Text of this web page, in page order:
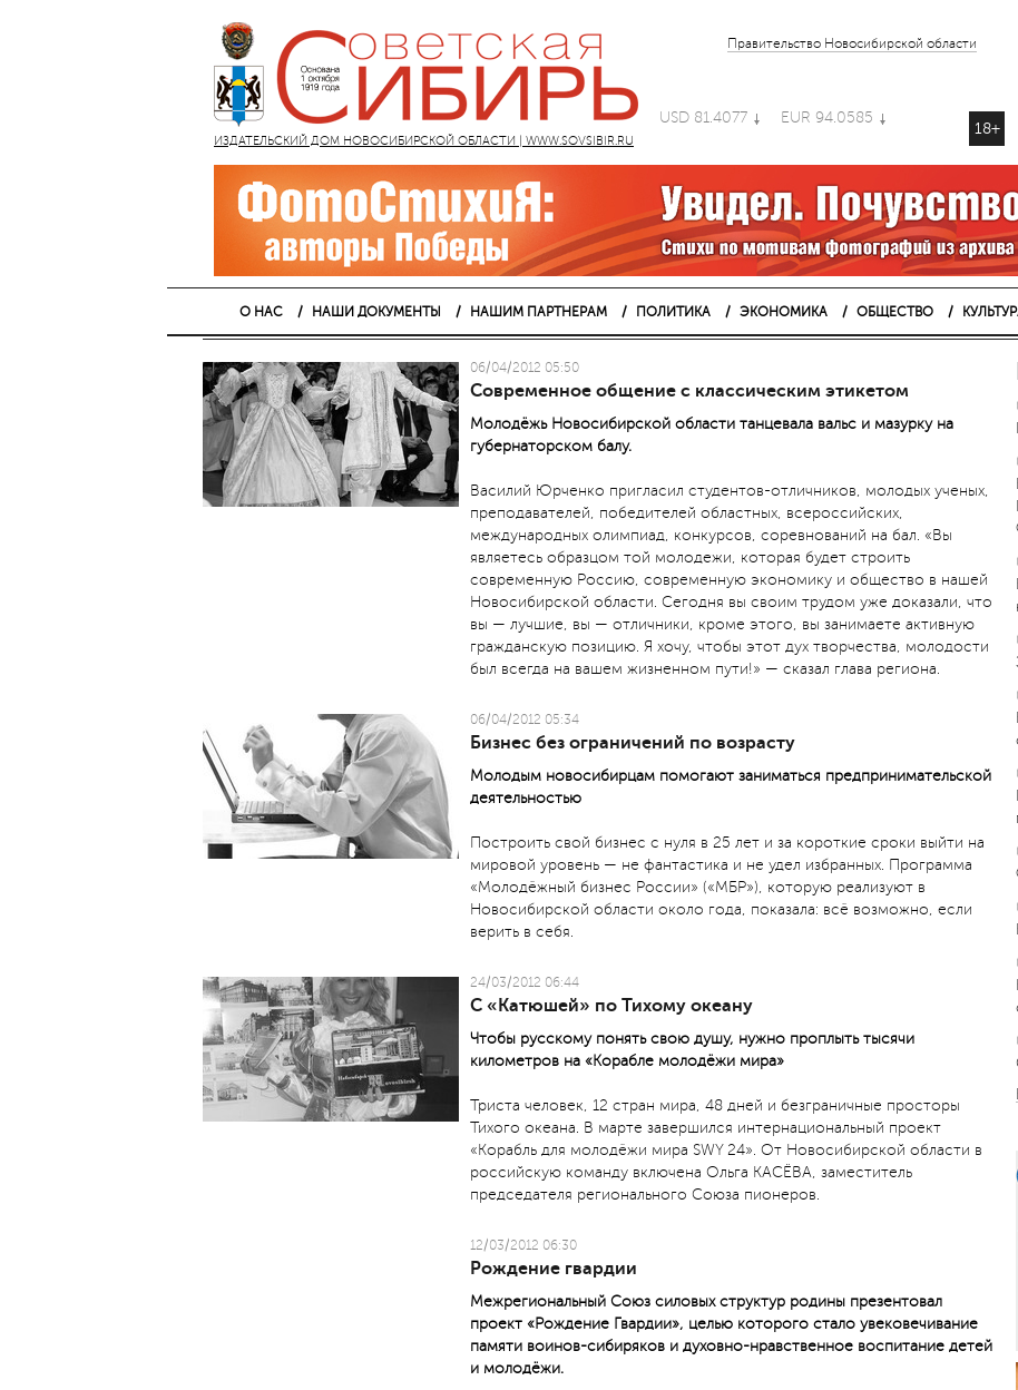
ИЗДАТЕЛЬСКИЙ ДОМ НОВОСИБИРСКОЙ ОБЛАСТИ | WWW.SOVSIBIR.RU
Правительство Новосибирской области
USD 81.4077 EUR 94.0585
18+
О НАС НАШИ ДОКУМЕНТЫ НАШИМ ПАРТНЕРАМ ПОЛИТИКА ЭКОНОМИКА ОБЩЕСТВО
06/04/2012 05:50
Современное общение с классическим этикетом
Молодёжь Новосибирской области танцевала вальс и мазурку на
губернаторском балу.
Василий Юрченко пригласил студентов-отличников, молодых ученых,
преподавателей, победителей областных, всероссийских,
международных олимпиад, конкурсов, соревнований на бал. «Вы
являетесь образцом той молодежи, которая будет строить
современную Россию, современную экономику и общество в нашей
Новосибирской области. Сегодня вы своим трудом уже доказали, что
вы — лучшие, вы — отличники, кроме этого, вы занимаете активную
гражданскую позицию. Я хочу, чтобы этот дух творчества, молодости
был всегда на вашем жизненном пути!» — сказал глава региона.
06/04/2012 05:34
Бизнес без ограничений по возрасту
Молодым новосибирцам помогают заниматься предпринимательской
деятельностью
Построить свой бизнес с нуля в 25 лет и за короткие сроки выйти на
мировой уровень — не фантастика и не удел избранных. Программа
«Молодёжный бизнес России» («МБР»), которую реализуют в
Новосибирской области около года, показала: всё возможно, если
верить в себя.
24/03/2012 06:44
С «Катюшей» по Тихому океану
Чтобы русскому понять свою душу, нужно проплыть тысячи
километров на «Корабле молодёжи мира»
Триста человек, 12 стран мира, 48 дней и безграничные просторы
Тихого океана. В марте завершился интернациональный проект
«Корабль для молодёжи мира SWY 24». От Новосибирской области в
российскую команду включена Ольга КАСЁВА, заместитель
председателя регионального Союза пионеров.
12/03/2012 06:30
Рождение гвардии
Межрегиональный Союз силовых структур родины презентовал
проект «Рождение Гвардии», целью которого стало увековечивание
памяти воинов-сибиряков и духовно-нравственное воспитание детей
и молодёжи.